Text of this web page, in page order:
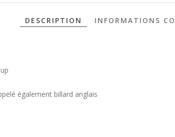
DESCRIPTION INFORMATIONS
également billard anglais